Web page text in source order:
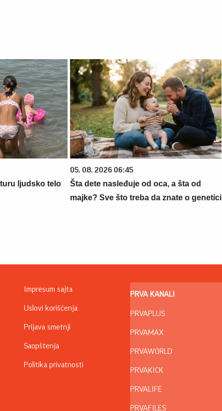
ljudsko telo
05. 08. 2026 06:45
Šta dete nasleđuje od oca, a šta od
majke? Sve što treba da znate o genetici
Impresum sajta
Uslovi korišćenja
Prijava smetnji
Saopštenja
Politika privatnosti
PRVA KANALI
PRVAPLUS
PRVAMAX
PRVAWORLD
PRVAKICK
PRVALIFE
PRVAFILES